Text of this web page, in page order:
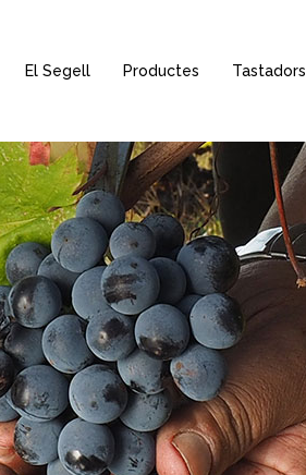
El Segell Productes Tastadors